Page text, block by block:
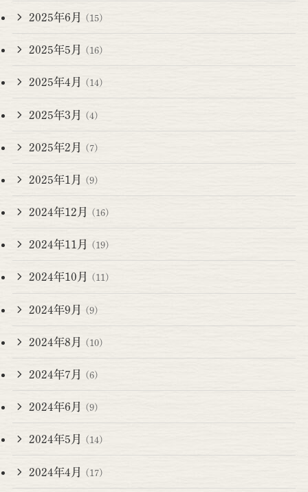
2025年6月 (15)
2025年5月 (16)
2025年4月 (14)
2025年3月 (4)
2025年2月 (7)
2025年1月 (9)
2024年12月 (16)
2024年11月 (19)
2024年10月 (11)
2024年9月 (9)
2024年8月 (10)
2024年7月 (6)
2024年6月 (9)
2024年5月 (14)
2024年4月 (17)